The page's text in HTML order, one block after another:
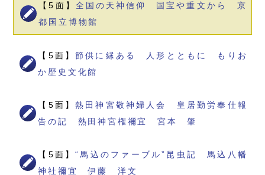
【5面】 全国の天神信仰 国宝や重文から 京
都国立博物館
【5面】節供に縁ある 人形とともに もりお
か歴史文化館
【5面】熱田神宮敬神婦人会 皇居勤労奉仕報
告の記 熱田神宮権禰宜 宮本 肇
【5面】“馬込のファーブル”昆虫記 馬込八幡
神社禰宜 伊藤 洋文